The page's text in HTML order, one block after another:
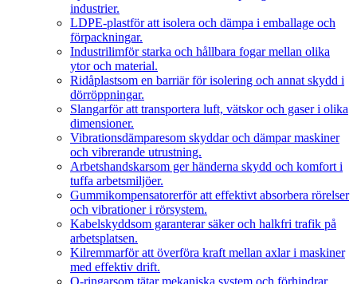
industrier.
LDPE-plastför att isolera och dämpa i emballage och
förpackningar.
Industrilimför starka och hållbara fogar mellan olika
ytor och material.
Ridåplastsom en barriär för isolering och annat skydd i
dörröppningar.
Slangarför att transportera luft, vätskor och gaser i olika
dimensioner.
Vibrationsdämparesom skyddar och dämpar maskiner
och vibrerande utrustning.
Arbetshandskarsom ger händerna skydd och komfort i
tuffa arbetsmiljöer.
Gummikompensatorerför att effektivt absorbera rörelser
och vibrationer i rörsystem.
Kabelskyddsom garanterar säker och halkfri trafik på
arbetsplatsen.
Kilremmarför att överföra kraft mellan axlar i maskiner
med effektiv drift.
O-ringarsom tätar mekaniska system och förhindrar